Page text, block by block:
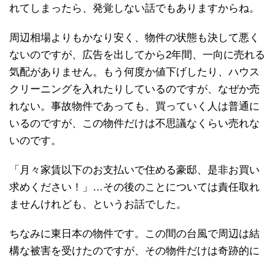
れてしまったら、発覚しない話でもありますからね。
周辺相場よりもかなり安く、物件の状態も決して悪く
ないのですが、広告を出してから2年間、一向に売れる
気配がありません。もう何度か値下げしたり、ハウス
クリーニングを入れたりしているのですが、なぜか売
れない。事故物件であっても、買っていく人は普通に
いるのですが、この物件だけは不思議なくらい売れな
いのです。
「月々家賃以下のお支払いで住める豪邸、是非お買い
求めください！」…その後のことについては責任取れ
ませんけれども、というお話でした。
ちなみに東日本の物件です。この間の台風で周辺は結
構な被害を受けたのですが、その物件だけは奇跡的に